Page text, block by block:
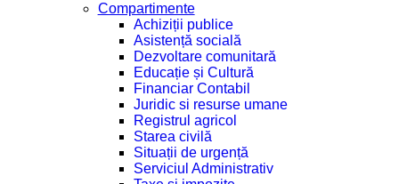
Compartimente
Achiziții publice
Asistență socială
Dezvoltare comunitară
Educație și Cultură
Financiar Contabil
Juridic si resurse umane
Registrul agricol
Starea civilă
Situații de urgență
Serviciul Administrativ